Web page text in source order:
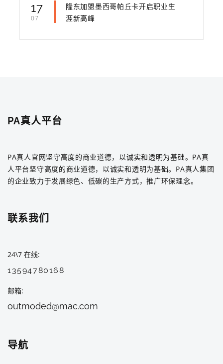
17
07
隆东加盟墨西哥帕丘卡开启职业生
涯新高峰
PA真人平台
PA真人官网坚守高度的商业道德，以诚实和透明为基础。PA真
人平台坚守高度的商业道德，以诚实和透明为基础。PA真人集团
的企业致力于发展绿色、低碳的生产方式，推广环保理念。
联系我们
24\7 在线
13594780168
邮箱
outmoded@mac.com
导航